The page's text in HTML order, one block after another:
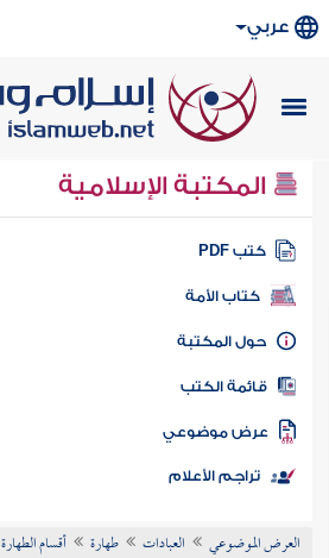
عربي
المكتبة الإسلامية
كتب PDF
كتاب الأمة
المكتبة
الكتب
موضوعي
تراجم الأعلام
العرض الموضوعي العبادات طهارة أقسام الطهارة